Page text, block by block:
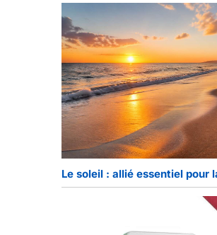
Le soleil : allié essentiel pour